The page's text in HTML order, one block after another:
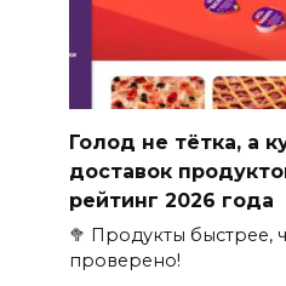
Голод не тётка, а
доставок
рейтинг 2026 года
🥦 Продукты быстрее,
проверено!